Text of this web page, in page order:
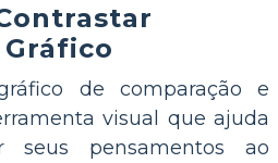
de comparação e
visual que ajuda
seus pensamentos ao